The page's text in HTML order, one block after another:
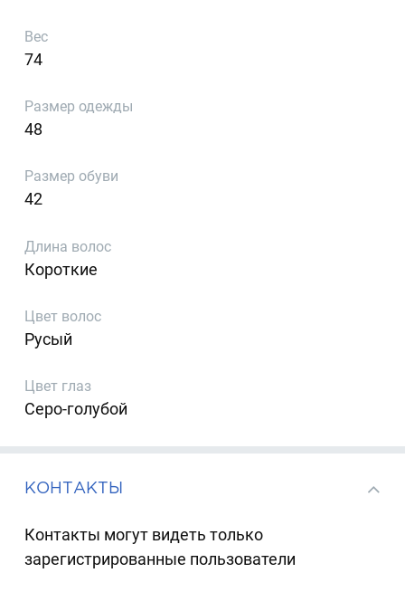
Вес
74
Размер одежды
48
Размер обуви
42
Длина волос
Короткие
Цвет волос
Русый
Цвет глаз
Серо-голубой
КОНТАКТЫ
Контакты могут видеть только
зарегистрированные пользователи